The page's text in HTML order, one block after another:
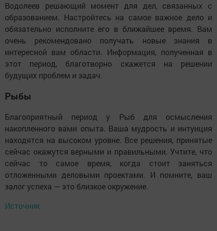
Водолеев решающий момент для дел, связанных с
образованием. Настройтесь на самое важное дело и
обязательно исполните его в ближайшее время. Вам
очень рекомендовано получать новые знания в
интересной вам области. Информация, полученная в
этот период, благотворно скажется на решении
будущих проблем и задач.
Рыбы
Благоприятный период у Рыб для осмысления
накопленного вами опыта. Ваша мудрость и интуиция
находятся на высоком уровне. Все решения, принятые
сейчас окажутся верными и правильными. Учтите, что
сейчас то самое время, когда стоит заняться
отложенными деловыми проектами. И помните, ваш
залог успеха — это близкое окружение.
Источник